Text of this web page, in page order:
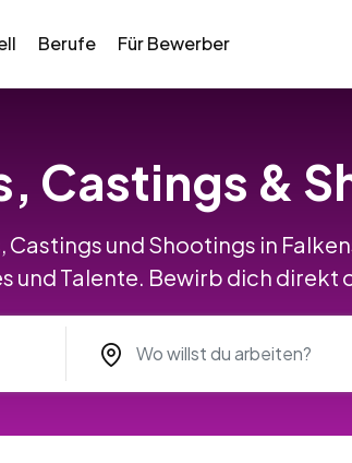
Berufe Für Bewerber
Castings &
und Shootings in
und Talente. Bewirb dich direkt